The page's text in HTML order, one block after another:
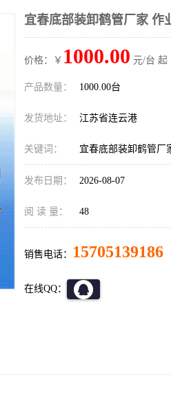
宜春底部装卸鹤管厂家 作
价格：￥ 1000.00 元/台 起
产品数量： 1000.00台
发货地址： 江苏省连云港
关键词： 宜春底部装卸鹤管厂
发布日期： 2026-08-07
阅 读 量： 48
销售电话： 15705139186
在线QQ：